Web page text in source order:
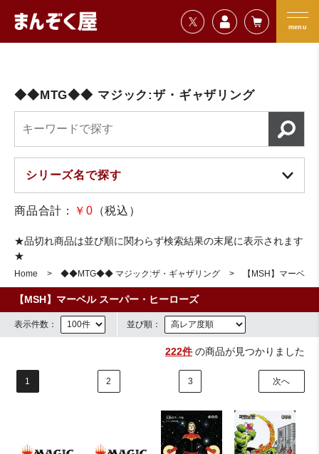
=================================
menu
まんぞく屋 格安TCG通販
◆◆MTG◆◆ マジック:ザ・ギャザリング
商品合計： ￥0 （税込）
★品切れ商品は並び順に関わらず検索結果の末尾に表示されます
★
Home ◆◆MTG◆◆ マジック:ザ・ギャザリング 【MSH】マーベル
【MSH】マーベル スーパー・ヒーローズ
表示件数： 並び順：
222件の商品が見つかりました
1 2 3 次へ